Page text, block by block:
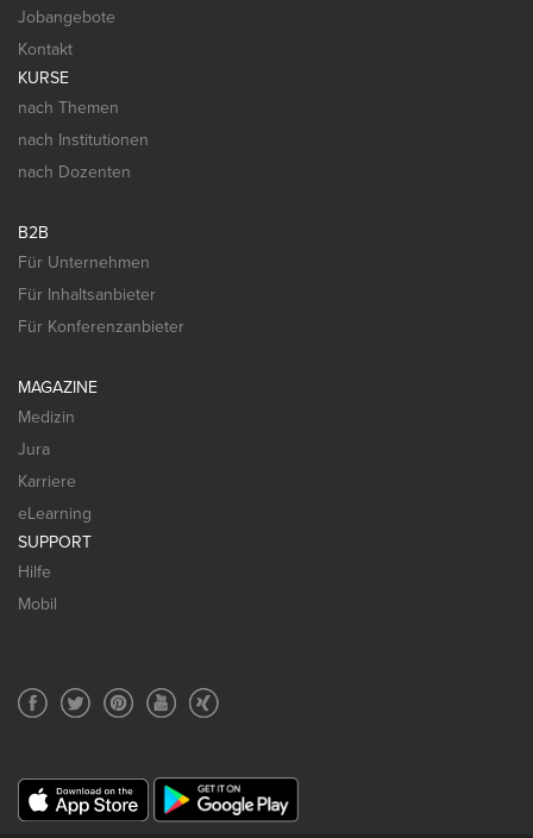
Jobangebote
Kontakt
KURSE
nach Themen
nach Institutionen
nach Dozenten
B2B
Für Unternehmen
Für Inhaltsanbieter
Für Konferenzanbieter
MAGAZINE
Medizin
Jura
Karriere
eLearning
SUPPORT
Hilfe
Mobil